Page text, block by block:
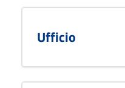
Ufficio